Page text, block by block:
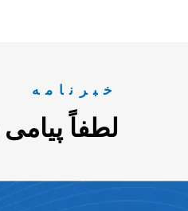
خبرنامه
لطفاً پیامی